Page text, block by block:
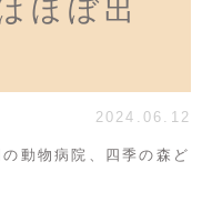
ほぼ出
2024.06.12
動物病院、四季の森ど